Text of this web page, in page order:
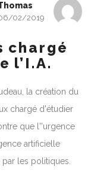
02/2019
chargé
l’I.A.
la création du
chargé d'étudier
que l''urgence
artificielle
les politiques.